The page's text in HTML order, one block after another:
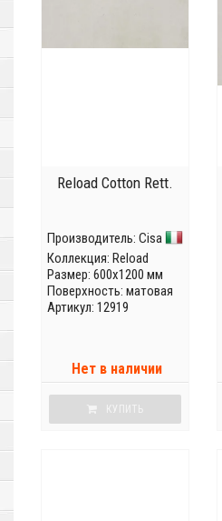
Reload Cotton Rett.
Производитель: Cisa
Коллекция: Reload
Размер: 600x1200 мм
Поверхность: матовая
Артикул: 12919
Нет в наличии
КУПИТЬ